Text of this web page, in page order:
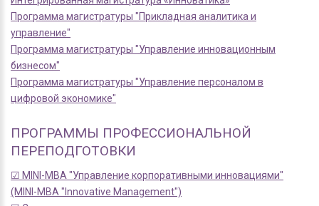
Программа магистратуры "Прикладная аналитика и
управление"
Программа магистратуры "Управление инновационным
бизнесом"
Программа магистратуры "Управление персоналом в
цифровой экономике"
ПРОГРАММЫ ПРОФЕССИОНАЛЬНОЙ
ПЕРЕПОДГОТОВКИ
☑ MINI-MBA "Управление корпоративными инновациями"
(MINI-MBA "Innovative Management")